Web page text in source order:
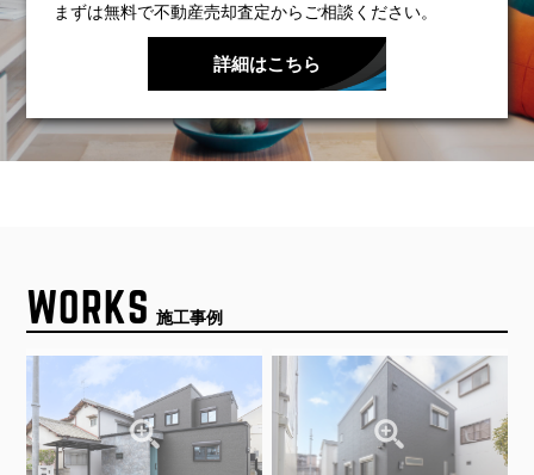
まずは無料で不動産売却査定からご相談ください。
詳細はこちら
WORKS 施工事例